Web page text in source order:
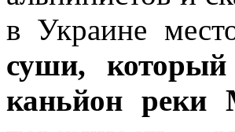
в Украине
суши,
каньйон реки